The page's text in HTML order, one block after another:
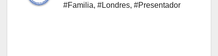
#Familia, #Londres, #Presentador